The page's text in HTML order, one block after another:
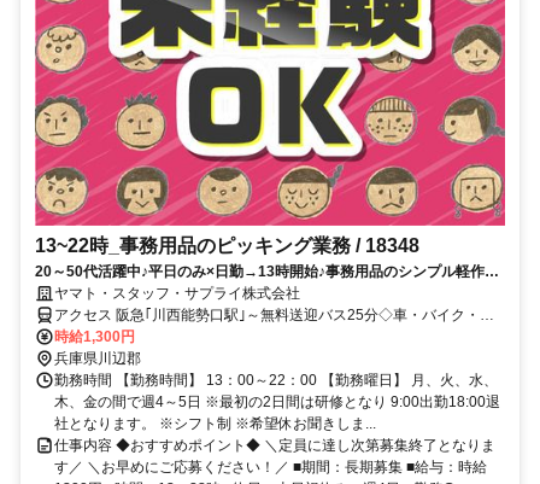
13~22時_事務用品のピッキング業務 / 18348
20～50代活躍中♪平日のみ×日勤→13時開始♪事務用品のシンプル軽作業
★川西能勢口駅～無料送迎バスあり♪車･バイク･自転車通勤OK☆設備充
実＆環境抜群♪
ヤマト・スタッフ・サプライ株式会社
アクセス 阪急｢川西能勢口駅｣～無料送迎バス25分◇車・バイク・自
転車通勤OK(駐車場無料！)◇交通費支給あり♪(規定)※交通費は1日
440円×勤務日数分支給（例：440円×20日勤務＝8,800円）→車バイ
ク通勤もガソリン代として支給◎※詳細は面接時に説明いたします＊
送迎バスについて＊本数多数！川西能勢駅間 所要時間25分ほど。
時給1,300円
兵庫県川辺郡
勤務時間 【勤務時間】 13：00～22：00 【勤務曜日】 月、火、水、
木、金の間で週4～5日 ※最初の2日間は研修となり 9:00出勤18:00退
社となります。 ※シフト制 ※希望休お聞きしま...
仕事内容 ◆おすすめポイント◆ ＼定員に達し次第募集終了となりま
す／ ＼お早めにご応募ください！／ ■期間：長期募集 ■給与：時給